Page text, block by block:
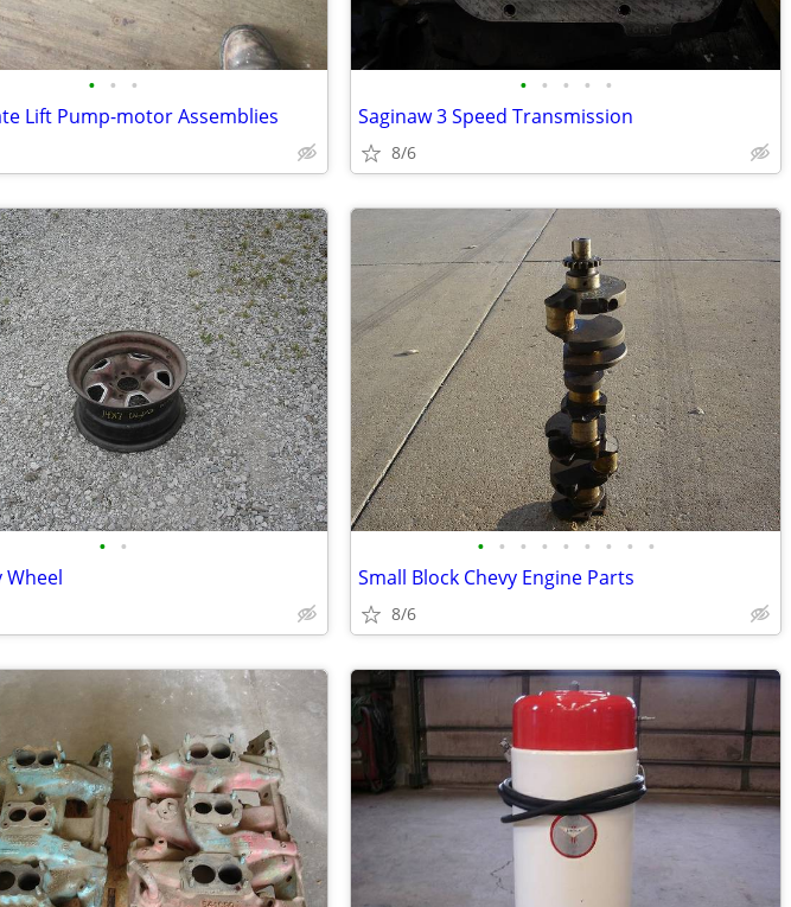
• • •
Lift Pump-motor Assemblies
• • • • •
Saginaw 3 Speed Transmission
8/6
• •
Wheel
• • • • • • • • •
Small Block Chevy Engine Parts
8/6